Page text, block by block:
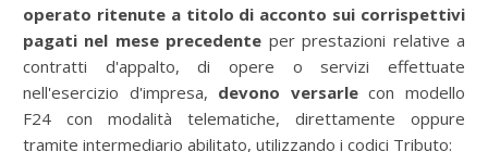
operato ritenute a titolo di acconto sui corrispettivi
pagati nel mese precedente per prestazioni relative a
contratti d'appalto, di opere o servizi effettuate
nell'esercizio d'impresa, devono versarlecon modello
F24 con modalità telematiche, direttamente oppure
tramite intermediario abilitato, utilizzando i codici Tributo: